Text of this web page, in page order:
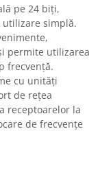
pe 24 biți,
utilizare simplă.
permite utilizarea
frecvență.
cu unități
de rețea
receptoarelor la
de frecvențe